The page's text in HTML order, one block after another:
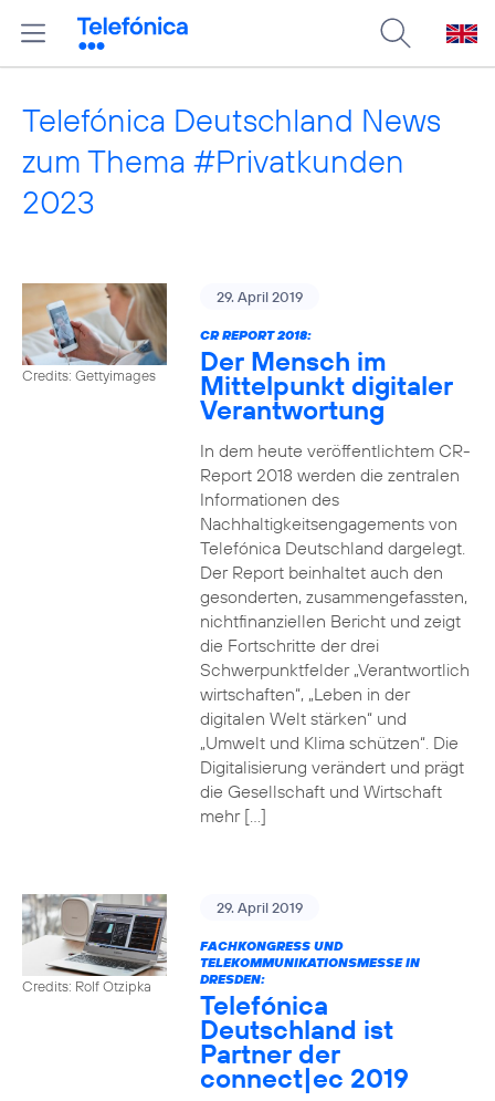
Telefónica Deutschland News
zum Thema #Privatkunden
2023
Credits: Gettyimages
29. April 2019
CR REPORT 2018:
Der Mensch im
Mittelpunkt digitaler
Verantwortung
In dem heute veröffentlichtem CR-
Report 2018 werden die zentralen
Informationen des
Nachhaltigkeitsengagements von
Telefónica Deutschland dargelegt.
Der Report beinhaltet auch den
gesonderten, zusammengefassten,
nichtfinanziellen Bericht und zeigt
die Fortschritte der drei
Schwerpunktfelder „Verantwortlich
wirtschaften“, „Leben in der
digitalen Welt stärken“ und
„Umwelt und Klima schützen“. Die
Digitalisierung verändert und prägt
die Gesellschaft und Wirtschaft
mehr […]
Credits: Rolf Otzipka
29. April 2019
FACHKONGRESS UND
TELEKOMMUNIKATIONSMESSE IN
DRESDEN:
Telefónica
Deutschland ist
Partner der
connect|ec 2019